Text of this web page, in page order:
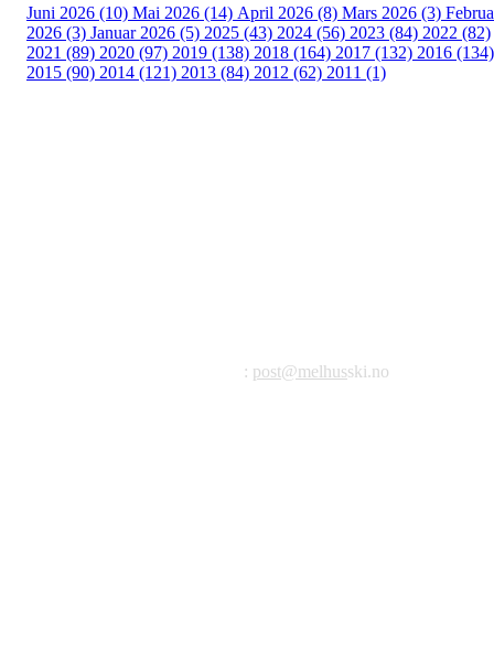
Juni 2026 (10) Mai 2026 (14) April 2026 (8) Mars 2026 (3)
2026 (3) Januar 2026 (5) 2025 (43) 2024 (56) 2023 (84) 2022 (82)
2021 (89) 2020 (97) 2019 (138) 2018 (164) 2017 (132) 2016 (134)
2015 (90) 2014 (121) 2013 (84) 2012 (62) 2011 (1)
: post@melhusski.no